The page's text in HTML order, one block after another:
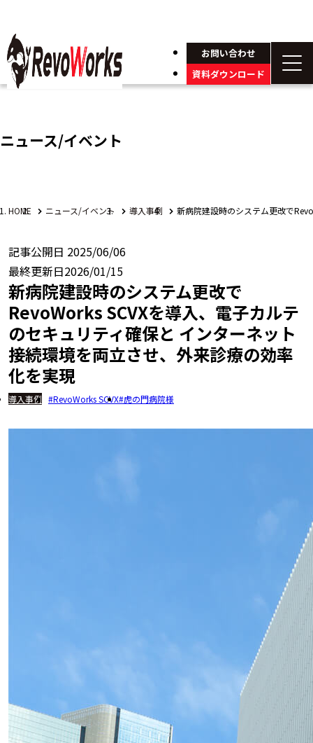
お問い合わせ
資料ダウンロード
ニュース/イベント
HOME ニュース/イベント 導入事例 新病院建設時のシステム更改で
記事公開日 2025/06/06
最終更新日2026/01/15
新病院建設時のシステム更改で
RevoWorks SCVXを導入、電子カルテ
のセキュリティ確保と インターネット
接続環境を両立させ、外来診療の効率
化を実現
導入事例 RevoWorks SCVX 虎の門病院様